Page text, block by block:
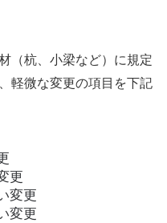
（杭、小梁など）に規定
軽微な変更の項目を下記
更
変更
変更